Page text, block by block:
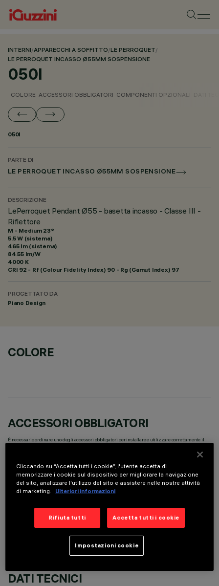
INTERNI/APPARECCHI A SOFFITTO/LE PERROQUET/
LE PERROQUET INCASSO Ø55MM SOSPENSIONE
050I
COLORE ACCESSORI OBBLIGATORI COMPONENTI OPZIONALI
050I
PARTE DI
LE PERROQUET INCASSO Ø55MM SOSPENSIONE
DESCRIZIONE
LePerroquet Pendant Ø55 - basetta incasso - Classe III -
Riflettore
M - Medium 23°
5.5 W (sistema)
465 lm (sistema)
84.55 lm/W
4000 K
CRI 92 - Rf (Colour Fidelity Index) 90 - Rg (Gamut Index) 97
PROGETTATO DA
Piano Design
COLORE
ACCESSORI OBBLIGATORI
È necessario ordinare uno degli accessori obbligatori per installare e utilizzare correttamente il
COMPONENTI OPZIONALI
DATI TECNICI
Cliccando su “Accetta tutti i cookie”, l'utente accetta di
memorizzare i cookie sul dispositivo per migliorare la navigazione
del sito, analizzare l'utilizzo del sito e assistere nelle nostre attività
di marketing.
Ulteriori informazioni
Rifiuta tutti Accetta tutti i cookie
Impostazioni cookie